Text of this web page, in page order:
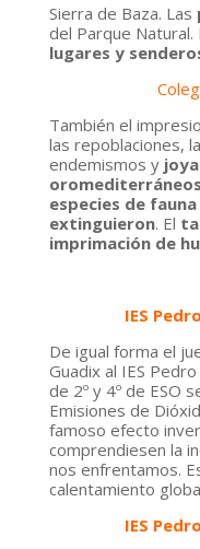
Sierra de Baza. Las
del Parque
lugares y
También el
las repoblaciones,
endemismos y
oromediterráneos
especies de
extinguieron. El
imprimación de
IES
De igual forma el
Guadix al IES
de 2º y 4º de ESO
Emisiones de
famoso efecto
comprendiesen la
nos enfrentamos.
calentamiento
IES